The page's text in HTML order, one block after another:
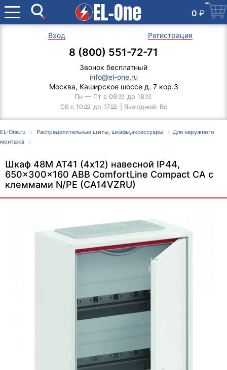
0 ₽
Вход Регистрация
8 (800) 551-72-71
Звонок бесплатный
info@el-one.ru
Москва, Каширское шоссе д. 7 кор.3
Пн — Пт с 09 00 до 18 00
Сб с 10 00 до 17 00 | Выходной: Вс
EL-One.ru Распределительные щиты, шкафы,аксессуары
Для наружного
монтажа
Шкаф 48М AT41 (4х12) навесной IP44,
650x300x160 ABB ComfortLine Compact CA c
клеммами N/PE (CA14VZRU)